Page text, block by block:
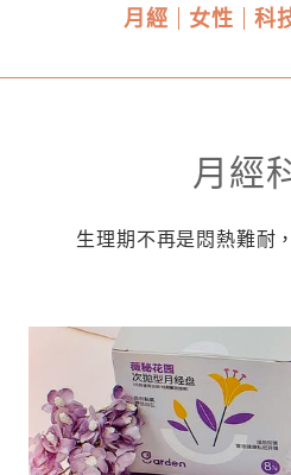
月經 女性 科
月經
生理期不再是悶熱難耐